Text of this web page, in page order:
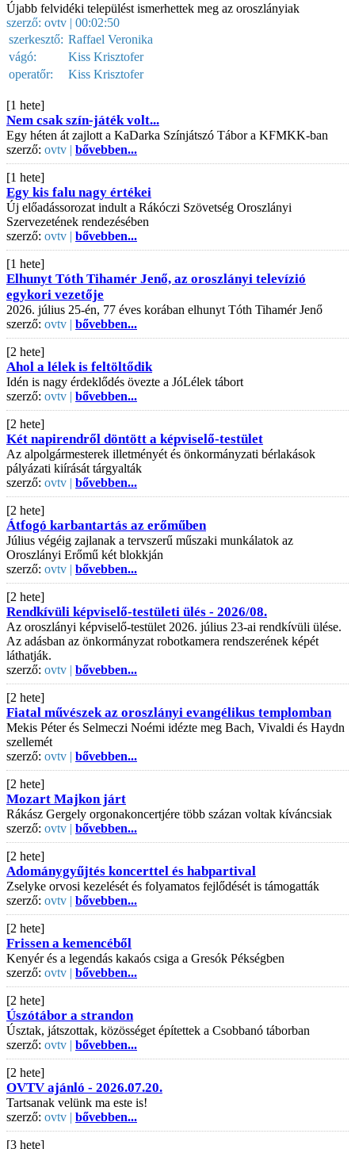
Újabb felvidéki települést ismerhettek meg az oroszlányiak
szerző: ovtv | 00:02:50
szerkesztő: Raffael Veronika
vágó:
Kiss Krisztofer
operatőr:
Kiss Krisztofer
[1 hete]
Nem csak szín-játék volt...
Egy héten át zajlott a KaDarka Színjátszó Tábor a KFMKK-ban
szerző: ovtv | bővebben...
[1 hete]
Egy kis falu nagy értékei
Új előadássorozat indult a Rákóczi Szövetség Oroszlányi
Szervezetének rendezésében
szerző: ovtv | bővebben...
[1 hete]
Elhunyt Tóth Tihamér Jenő, az oroszlányi televízió
egykori vezetője
2026. július 25-én, 77 éves korában elhunyt Tóth Tihamér Jenő
szerző: ovtv | bővebben...
[2 hete]
Ahol a lélek is feltöltődik
Idén is nagy érdeklődés övezte a JóLélek tábort
szerző: ovtv | bővebben...
[2 hete]
Két napirendről döntött a képviselő-testület
Az alpolgármesterek illetményét és önkormányzati bérlakások
pályázati kiírását tárgyalták
szerző: ovtv | bővebben...
[2 hete]
Átfogó karbantartás az erőműben
Július végéig zajlanak a tervszerű műszaki munkálatok az
Oroszlányi Erőmű két blokkján
szerző: ovtv | bővebben...
[2 hete]
Rendkívüli képviselő-testületi ülés - 2026/08.
Az oroszlányi képviselő-testület 2026. július 23-ai rendkívüli ülése.
Az adásban az önkormányzat robotkamera rendszerének képét
láthatják.
szerző: ovtv | bővebben...
[2 hete]
Fiatal művészek az oroszlányi evangélikus templomban
Mekis Péter és Selmeczi Noémi idézte meg Bach, Vivaldi és Haydn
szellemét
szerző: ovtv | bővebben...
[2 hete]
Mozart Majkon járt
Rákász Gergely orgonakoncertjére több százan voltak kíváncsiak
szerző: ovtv | bővebben...
[2 hete]
Adománygyűjtés koncerttel és habpartival
Zselyke orvosi kezelését és folyamatos fejlődését is támogatták
szerző: ovtv | bővebben...
[2 hete]
Frissen a kemencéből
Kenyér és a legendás kakaós csiga a Gresók Pékségben
szerző: ovtv | bővebben...
[2 hete]
Úszótábor a strandon
Úsztak, játszottak, közösséget építettek a Csobbanó táborban
szerző: ovtv | bővebben...
[2 hete]
OVTV ajánló - 2026.07.20.
Tartsanak velünk ma este is!
szerző: ovtv | bővebben...
[3 hete]